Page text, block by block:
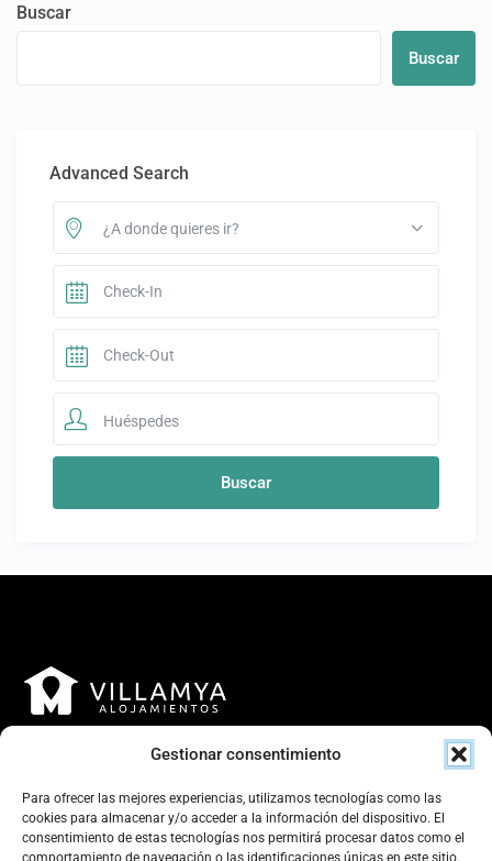
Gestionar consentimiento
Para ofrecer las mejores experiencias, utilizamos tecnologías como las
cookies para almacenar y/o acceder a la información del dispositivo. El
consentimiento de estas tecnologías nos permitirá procesar datos como el
comportamiento de navegación o las identificaciones únicas en este sitio.
Buscar
Buscar
Advanced Search
¿A donde quieres ir?
Huéspedes
Contacto